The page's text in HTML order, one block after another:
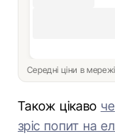
Середні ціни в
Також цікаво
зріс попит на